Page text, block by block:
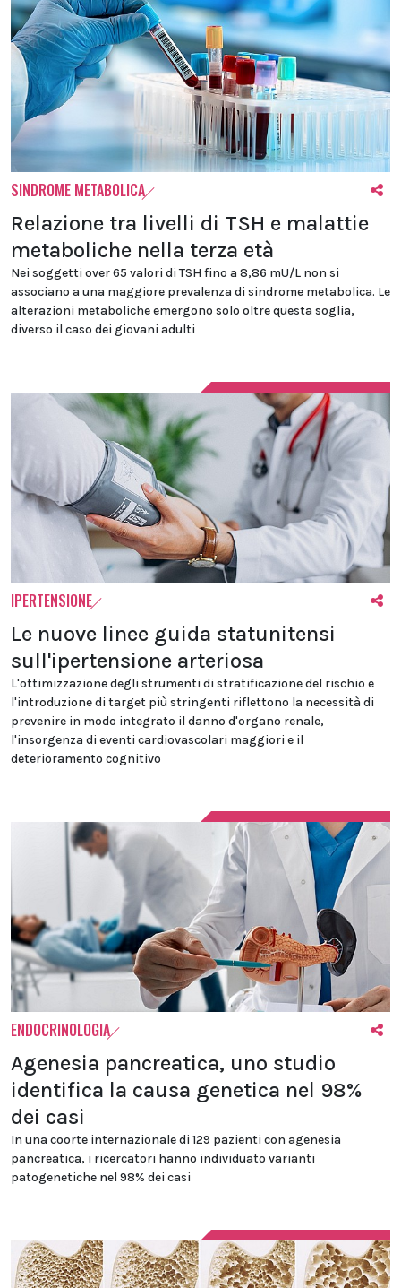
SINDROME METABOLICA
Relazione tra livelli di TSH e malattie
metaboliche nella terza età
Nei soggetti over 65 valori di TSH fino a 8,86 mU/L non si
associano a una maggiore prevalenza di sindrome metabolica. Le
alterazioni metaboliche emergono solo oltre questa soglia,
diverso il caso dei giovani adulti
IPERTENSIONE
Le nuove linee guida statunitensi
sull'ipertensione arteriosa
L'ottimizzazione degli strumenti di stratificazione del rischio e
l'introduzione di target più stringenti riflettono la necessità di
prevenire in modo integrato il danno d'organo renale,
l'insorgenza di eventi cardiovascolari maggiori e il
deterioramento cognitivo
ENDOCRINOLOGIA
Agenesia pancreatica, uno studio
identifica la causa genetica nel 98%
dei casi
In una coorte internazionale di 129 pazienti con agenesia
pancreatica, i ricercatori hanno individuato varianti
patogenetiche nel 98% dei casi